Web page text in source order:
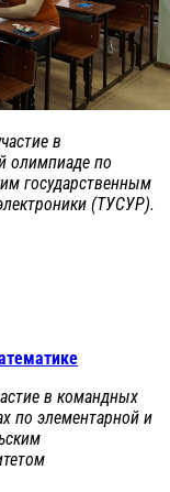
в
олимпиаде по
государственным
(ТУСУР).
в командных
по элементарной и